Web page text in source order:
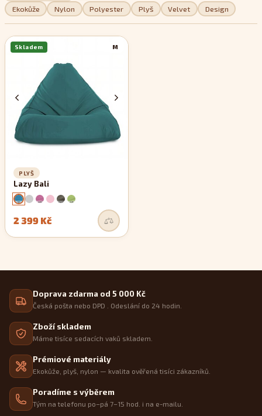
vybrat z jednobarevných, dvoubarevných nebo pestře
vzorovaných modelů, podle toho, které se stylově nejvíce hodí do
vašeho interiéru.
Ekokůže Nylon Polyester Plyš Velvet Design
M
Skladem
PLYŠ
Lazy Bali
2 399 Kč
Doprava zdarma od 5 000 Kč
Česká pošta nebo DPD . Odeslání do 24 hodin.
Zboží skladem
Máme tisíce sedacích vaků skladem.
Prémiové materiály
Ekokůže, plyš, nylon — kvalita ověřená tisíci zákazníků.
Poradíme s výběrem
Tým na telefonu po–pá 7–15 hod. i na e-mailu.